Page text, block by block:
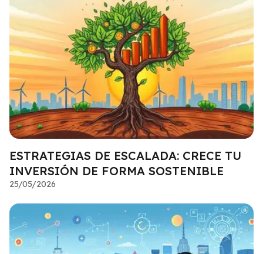
ESTRATEGIAS DE ESCALADA: CRECE TU
INVERSIÓN DE FORMA SOSTENIBLE
25/05/2026